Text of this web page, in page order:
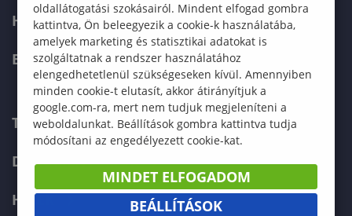
HALLGATÓKNAK
ERASMUS+
TELEFONKÖNYV
DOKUMENTUMOK
HÍREK
oldallátogatási szokásairól. Mindent elfogad gombra
kattintva, Ön beleegyezik a cookie-k használatába,
amelyek marketing és statisztikai adatokat is
szolgáltatnak a rendszer használatához
elengedhetetlenül szükségeseken kívül. Amennyiben
minden cookie-t elutasít, akkor átirányítjuk a
google.com-ra, mert nem tudjuk megjeleníteni a
weboldalunkat. Beállítások gombra kattintva tudja
módosítani az engedélyezett cookie-kat.
MINDET ELFOGADOM
BEÁLLÍTÁSOK